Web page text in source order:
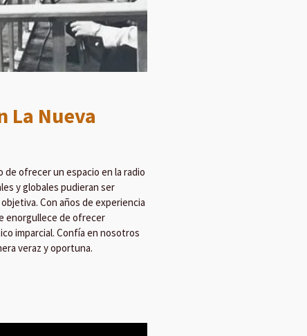
La Nueva
de ofrecer un espacio en la radio
y globales pudieran ser
Con años de experiencia
enorgullece de ofrecer
imparcial. Confía en nosotros
veraz y oportuna.